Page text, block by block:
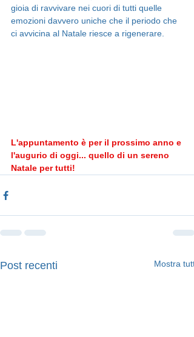
gioia di ravvivare nei cuori di tutti quelle
emozioni davvero uniche che il periodo che
ci avvicina al Natale riesce a rigenerare.
L'appuntamento è per il prossimo anno e
l'augurio di oggi... quello di un sereno
Natale per tutti!
Post recenti Mostra tutti